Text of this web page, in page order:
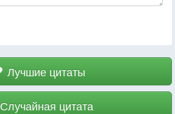
Лучшие цитаты
Случайная цитата